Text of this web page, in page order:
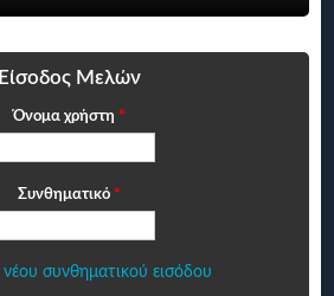
Είσοδος Μελών
Όνομα χρήστη *
Συνθηματικό *
συνθηματικού εισόδου